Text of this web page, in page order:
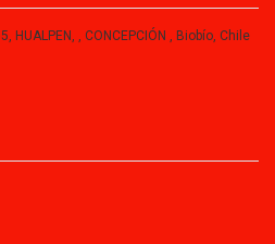
HUALPEN, , CONCEPCIÓN , Biobío, Chile